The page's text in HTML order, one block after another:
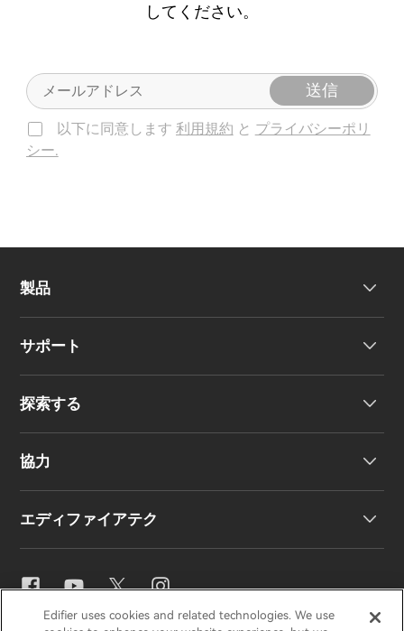
してください。
送信
以下に同意します 利用規約 と プライバシーポリ
シー.
製品
ワイヤレスイヤーバッド
サポート
お問い合わせ
探索する
協力
販売代理店になる
エディファイアテク
イコライザー設定
Edifier uses cookies and related technologies. We use